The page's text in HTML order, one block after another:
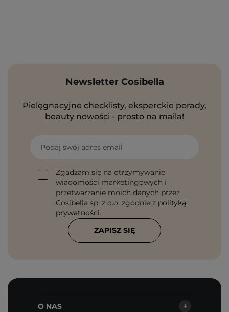
Newsletter Cosibella
Pielęgnacyjne checklisty, eksperckie porady,
beauty nowości - prosto na maila!
Podaj swój adres email
Zgadzam się na otrzymywanie
wiadomości marketingowych i
przetwarzanie moich danych przez
Cosibella sp. z o.o, zgodnie z polityką
prywatności.
ZAPISZ SIĘ
O NAS